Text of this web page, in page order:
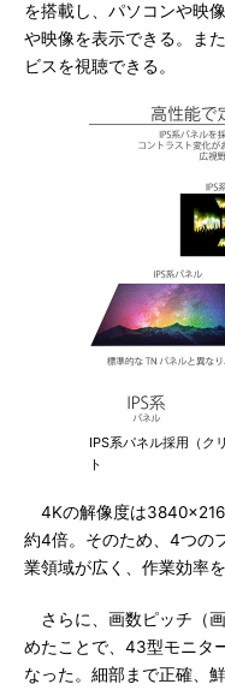
を搭載し、パソコンや映
や映像を表示できる。ま
ビスを視聴できる。
IPS系パネル採用（ク
ト
4Kの解像度は
約4倍。そのため、4つの
業領域が広く、作業効率
さらに、画数ピッチ（
めたことで、43型モニタ
なった。細部まで正確、